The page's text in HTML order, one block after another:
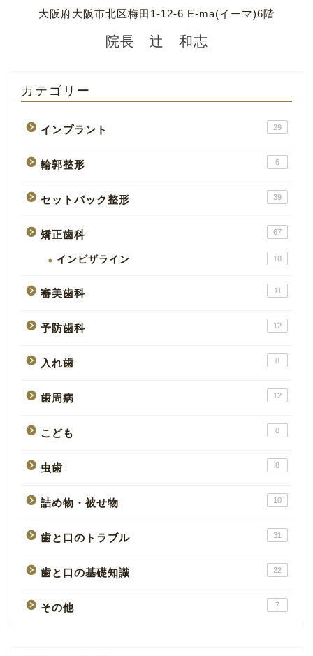
大阪府大阪市北区梅田1-12-6 E-ma(イーマ)6階
院長 辻 和志
カテゴリー
インプラント 29
輪郭整形 6
セットバック整形 39
矯正歯科 67
インビザライン 18
審美歯科 11
予防歯科 12
入れ歯 8
歯周病 12
こども 8
虫歯 8
詰め物・被せ物 10
歯と口のトラブル 31
歯と口の基礎知識 22
その他 7